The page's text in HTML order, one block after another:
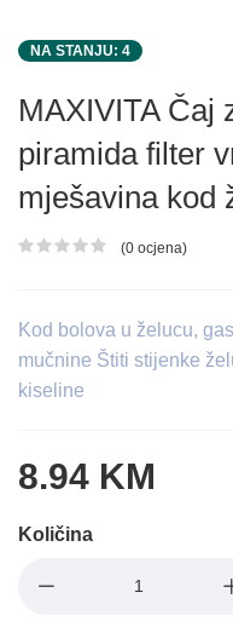
NA STANJU: 4
MAXIVITA Čaj
piramida filter
mješavina kod
Ocjena proizvoda
(0 ocjena)
Kod bolova u želucu,
mučnine Štiti stijenke
kiseline
8.94 KM
Količina